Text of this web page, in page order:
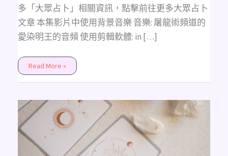
多「大眾占卜」相關資訊，點擊前往更多大眾占卜
文章 本集影片中使用背景音樂 音樂: 屠龍術頻道的
愛染明王的音頻 使用剪輯軟體: in […]
Read More »
Amethyst
愛
卜